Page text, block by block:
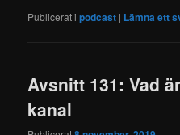
Publicerat i podcast | Lämna ett
Avsnitt 131: Vad
kanal